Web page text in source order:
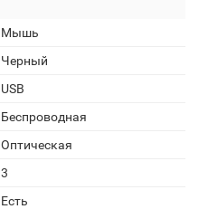
Мышь
Черный
USB
Беспроводная
Оптическая
3
Есть